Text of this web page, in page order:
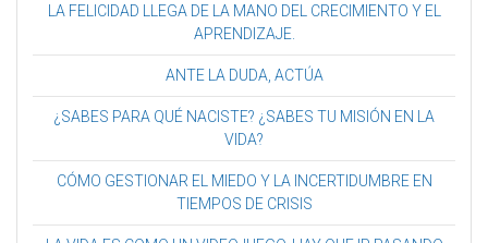
LA FELICIDAD LLEGA DE LA MANO DEL CRECIMIENTO Y EL
APRENDIZAJE.
ANTE LA DUDA, ACTÚA
¿SABES PARA QUÉ NACISTE? ¿SABES TU MISIÓN EN LA
VIDA?
CÓMO GESTIONAR EL MIEDO Y LA INCERTIDUMBRE EN
TIEMPOS DE CRISIS